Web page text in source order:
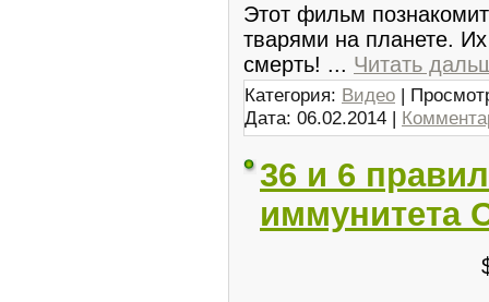
Этот фильм
тварями на планете.
смерть! ... Читать
Категория: Видео |
Дата: 06.02.2014 |
36 и 6
иммунитета